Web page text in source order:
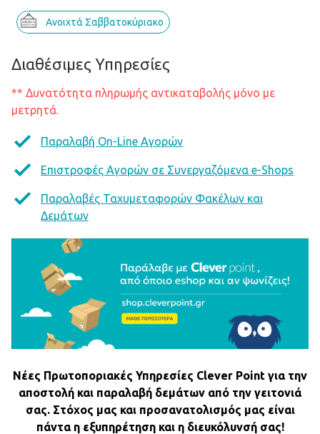
Ανοιχτά Σαββατοκύριακο
Διαθέσιμες Υπηρεσίες
** Δυνατότητα πληρωμής αντικαταβολής μόνο με
μετρητά.
Παραλαβή On-Line Αγορών
Επιστροφές Αγορών σε Συνεργαζόμενα e-Shops
Παραλαβές Ταχυμεταφορών Φακέλων και
Δεμάτων
Νέες Πρωτοποριακές Υπηρεσίες Clever Point για την
αποστολή και παραλαβή δεμάτων από την γειτονιά
σας. Στόχος μας και προσανατολισμός μας είναι
πάντα η εξυπηρέτηση και η διευκόλυνσή σας!